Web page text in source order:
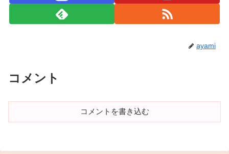
ayami
コメント
コメントを書き込む